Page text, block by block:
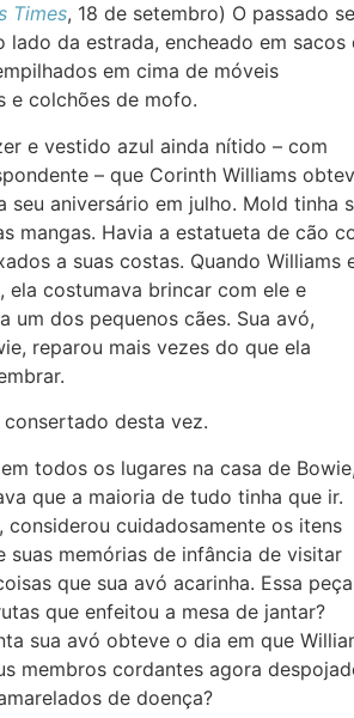
Times, 18 de setembro) O passado se
lado da estrada, encheado em sacos
em cima de móveis
e colchões de mofo.
e vestido azul ainda nítido – com
– que Corinth Williams
seu aniversário em julho. Mold tinha
mangas. Havia a estatueta de cão
a suas costas. Quando Williams
ela costumava brincar com ele e
um dos pequenos cães. Sua avó,
reparou mais vezes do que ela
consertado desta vez.
todos os lugares na casa de
que a maioria de tudo tinha que ir.
considerou cuidadosamente os itens
suas memórias de infância de visitar
que sua avó acarinha. Essa peça
que enfeitou a mesa de jantar?
sua avó obteve o dia em que
membros cordantes agora
de doença?